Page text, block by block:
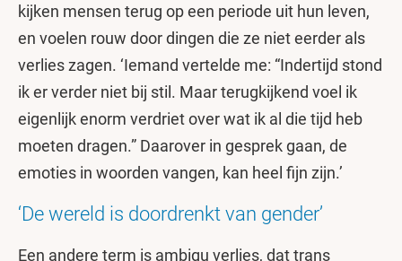
kijken mensen terug op een periode uit hun leven,
en voelen rouw door dingen die ze niet eerder als
verlies zagen. ‘Iemand vertelde me: “Indertijd stond
ik er verder niet bij stil. Maar terugkijkend voel ik
eigenlijk enorm verdriet over wat ik al die tijd heb
moeten dragen.” Daarover in gesprek gaan, de
emoties in woorden vangen, kan heel fijn zijn.’
‘De wereld is doordrenkt van gender’
Een andere term is ambigu verlies, dat trans